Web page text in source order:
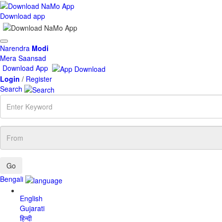
Download app
Toggle
navigation
Narendra Modi
Mera Saansad
Download App
Login / Register
Search
Enter
Keyword
From
Bengali
English
Gujarati
हिन्दी